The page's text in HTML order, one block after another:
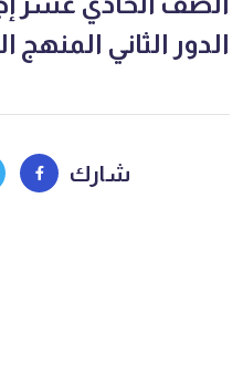
الدور الثاني المنهج الكامل
شارك